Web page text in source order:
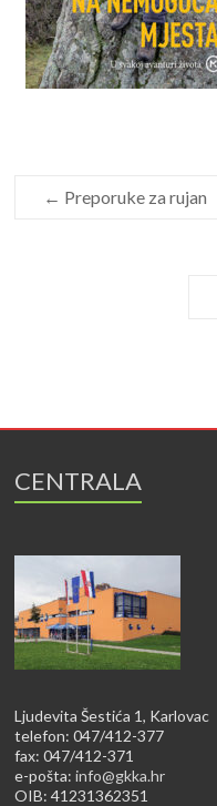
← Preporuke za rujan
CENTRALA
Ljudevita Šestića 1, Karlovac
telefon: 047/412-377
fax: 047/412-371
e-pošta:info@gkka.hr
OIB: 41231362351